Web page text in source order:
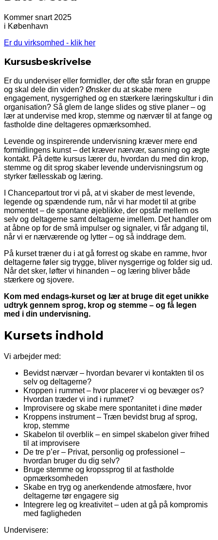
Kommer snart 2025
i København
Er du virksomhed - klik her
Kursusbeskrivelse
Er du underviser eller formidler, der ofte står foran en gruppe
og skal dele din viden? Ønsker du at skabe mere
engagement, nysgerrighed og en stærkere læringskultur i din
organisation? Så glem de lange slides og stive planer – og
lær at undervise med krop, stemme og nærvær til at fange og
fastholde dine deltageres opmærksomhed.
Levende og inspirerende undervisning kræver mere end
formidlingens kunst – det kræver nærvær, sansning og ægte
kontakt. På dette kursus lærer du, hvordan du med din krop,
stemme og dit sprog skaber levende undervisningsrum og
styrker fællesskab og læring.
I Chancepartout tror vi på, at vi skaber de mest levende,
legende og spændende rum, når vi har modet til at gribe
momentet – de spontane øjeblikke, der opstår mellem os
selv og deltagerne samt deltagerne imellem. Det handler om
at åbne op for de små impulser og signaler, vi får adgang til,
når vi er nærværende og lytter – og så inddrage dem.
På kurset træner du i at gå forrest og skabe en ramme, hvor
deltagerne føler sig trygge, bliver nysgerrige og folder sig ud.
Når det sker, løfter vi hinanden – og læring bliver både
stærkere og sjovere.
Kom med endags-kurset og lær at bruge dit eget unikke
udtryk gennem sprog, krop og stemme – og få legen
med i din undervisning.
Kursets indhold
Vi arbejder med:
Bevidst nærvær – hvordan bevarer vi kontakten til os
selv og deltagerne?
Kroppen i rummet – hvor placerer vi og bevæger os?
Hvordan træder vi ind i rummet?
Improvisere og skabe mere spontanitet i dine møder
Kroppens instrument – Træn bevidst brug af sprog,
krop, stemme
Skabelon til overblik – en simpel skabelon giver frihed
til at improvisere
De tre p’er – Privat, personlig og professionel –
hvordan bruger du dig selv?
Bruge stemme og kropssprog til at fastholde
opmærksomheden
Skabe en tryg og anerkendende atmosfære, hvor
deltagerne tør engagere sig
Integrere leg og kreativitet – uden at gå på kompromis
med fagligheden
Undervisere: